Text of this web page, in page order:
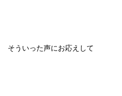
そういった声にお応えして